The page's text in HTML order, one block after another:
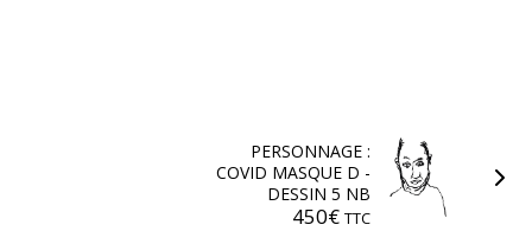
PERSONNAGE :
COVID MASQUE D -
DESSIN 5 NB
450€ TTC